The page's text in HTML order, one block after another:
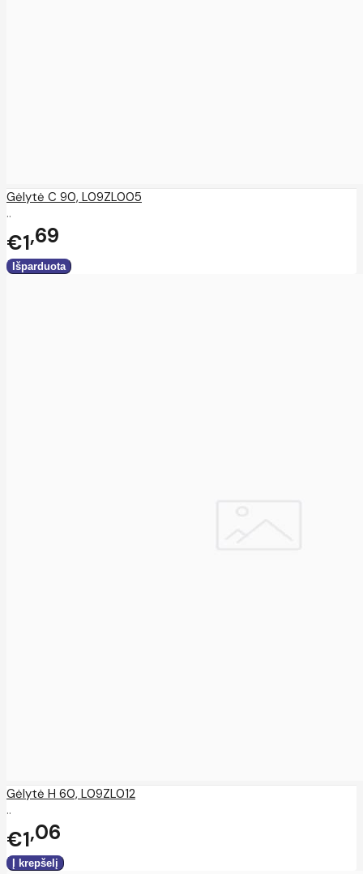
Gėlytė C 90, L09ZL005
..
€1 69
Gėlytė H 60, L09ZL012
..
€1 06